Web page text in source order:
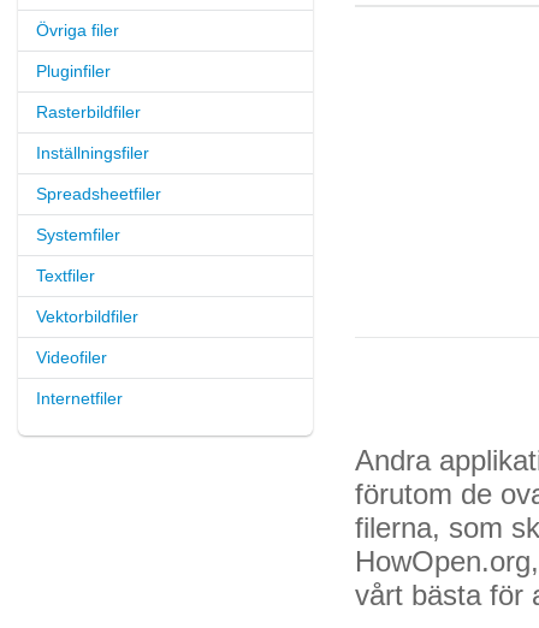
Övriga filer
Pluginfiler
Rasterbildfiler
Inställningsfiler
Spreadsheetfiler
Systemfiler
Textfiler
Vektorbildfiler
Videofiler
Internetfiler
Andra
förutom de
filerna, som
vårt bästa för